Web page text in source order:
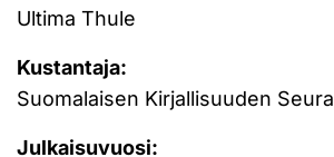
Ultima Thule
Kustantaja:
Suomalaisen Kirjallisuuden Seura
Julkaisuvuosi: